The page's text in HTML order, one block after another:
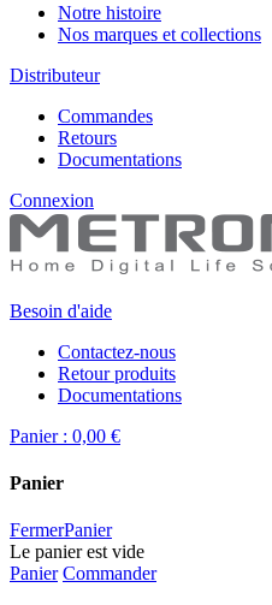
Notre histoire
Nos marques et collections
Distributeur
Commandes
Retours
Documentations
Connexion
Besoin d'aide
Contactez-nous
Retour produits
Documentations
Panier : 0,00 €
Panier
FermerPanier
Le panier est vide
Panier Commander